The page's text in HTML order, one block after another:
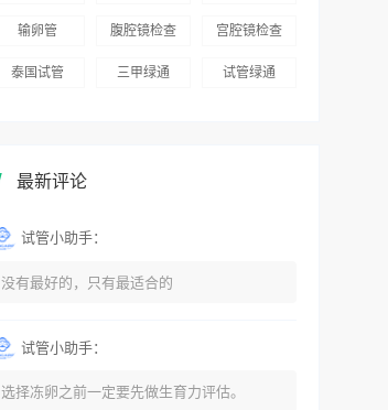
输卵管 腹腔镜检查 宫腔镜检查
泰国试管 三甲绿通 试管绿通
最新评论
试管小助手：
没有最好的，只有最适合的
试管小助手：
选择冻卵之前一定要先做生育力评估。